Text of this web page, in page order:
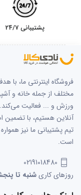
پشتیبانی 24/7
فروشگاه اینترنتی ما،
مختلف از جمله خانه و
ورزش و ... فعالیت می‌کند.
آنلاین هستیم، با تضمین
تیم پشتیبانی ما نیز
است.
02191018480
روزهای کاریشنبه تا